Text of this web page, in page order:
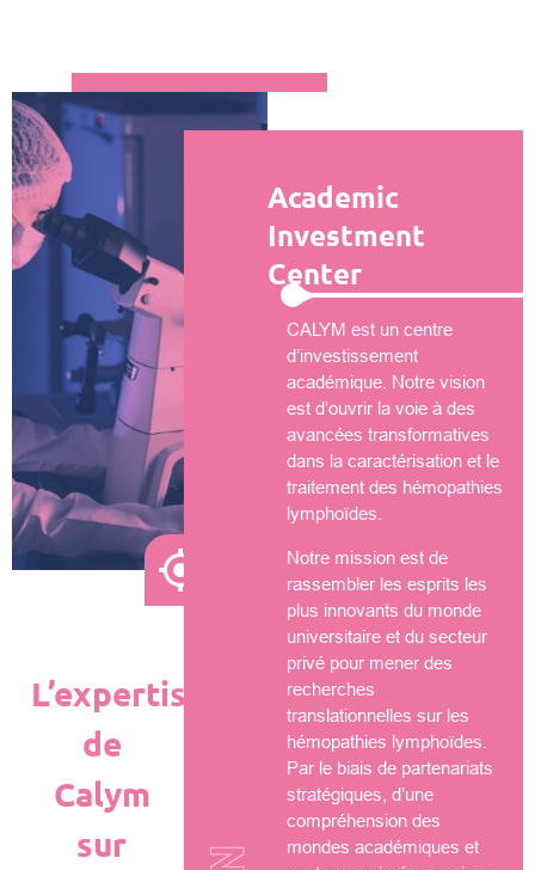
L’expertise
de
Calym
sur
Academic
Investment
Center
CALYM est un centre
d’investissement
académique. Notre vision
est d’ouvrir la voie à des
avancées transformatives
dans la caractérisation et le
traitement des hémopathies
lymphoïdes.
Notre mission est de
rassembler les esprits les
plus innovants du monde
universitaire et du secteur
privé pour mener des
recherches
translationnelles sur les
hémopathies lymphoïdes.
Par le biais de partenariats
stratégiques, d’une
compréhension des
mondes académiques et